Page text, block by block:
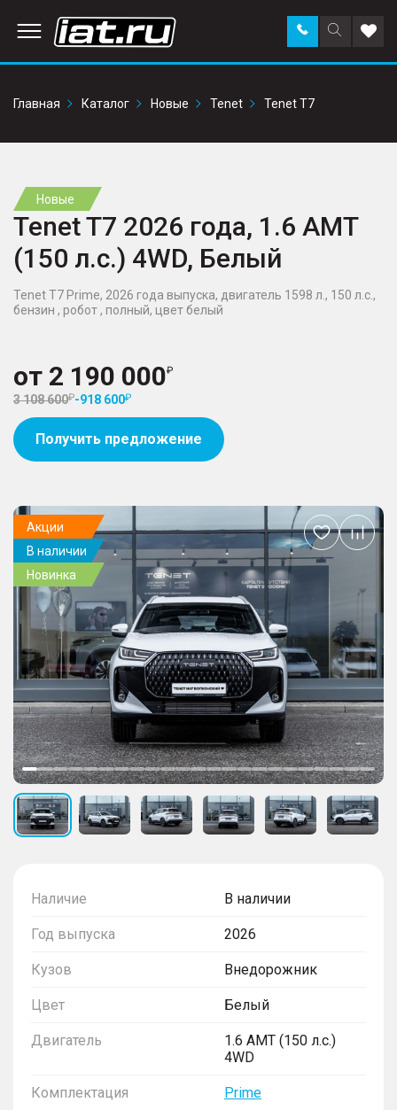
Поиск
по
Заказать
звонок в
Главная
Каталог Новые Tenet Tenet T7
Новые
Tenet T7 2026 года, 1.6 AMT
(150 л.с.) 4WD, Белый
Tenet T7 Prime, 2026 года выпуска, двигатель 1598 л., 150 л.с.,
бензин , робот , полный, цвет белый
от 2 190 000
3 108 600 -918 600
Получить предложение
Наличие В наличии
Год выпуска 2026
Кузов Внедорожник
Цвет Белый
Двигатель
1.6 AMT (150 л.с.)
4WD
Комплектация Prime
Акции
В наличии
Новинка
Добавить
в
избранное